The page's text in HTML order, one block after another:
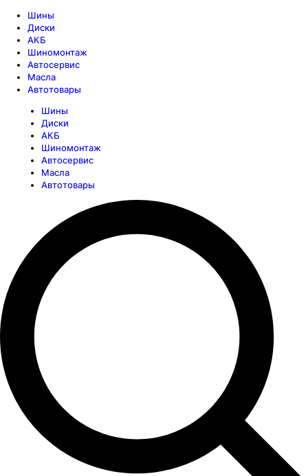
Шины
Диски
АКБ
Шиномонтаж
Автосервис
Масла
Автотовары
Шины
Диски
АКБ
Шиномонтаж
Автосервис
Масла
Автотовары